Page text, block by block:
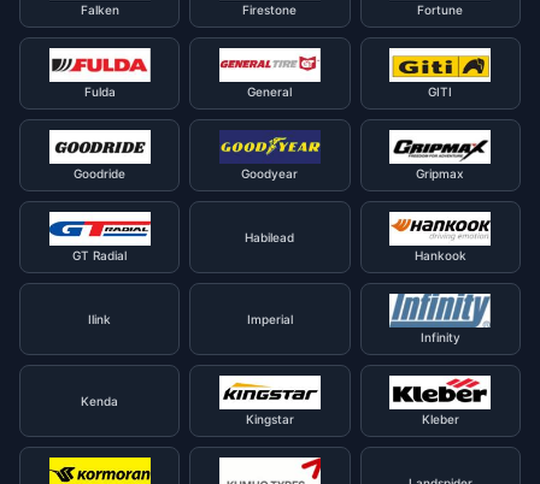
Falken Firestone Fortune
Fulda General GITI
Goodride Goodyear Gripmax
GT Radial
Habilead
Hankook
Ilink
Imperial
Infinity
Kenda
Kingstar
Kleber